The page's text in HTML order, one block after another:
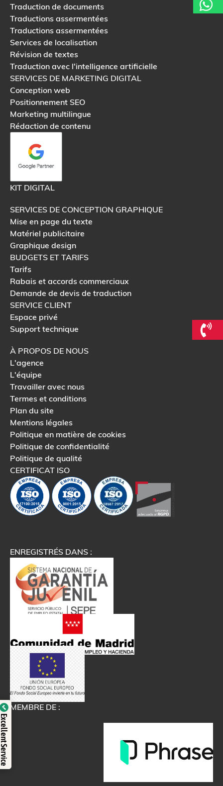
Traduction de documents
Traductions assermentées
Traductions assermentées
Services de localisation
Révision de textes
Traduction avec l'intelligence artificielle
SERVICES DE MARKETING DIGITAL
Conception web
Positionnement SEO
Marketing multilingue
Rédaction de contenu
KIT DIGITAL
SERVICES DE CONCEPTION GRAPHIQUE
Mise en page du texte
Matériel publicitaire
Graphique design
BUDGETS ET TARIFS
Tarifs
Rabais et accords commerciaux
Demande de devis de traduction
SERVICE CLIENT
Espace privé
Support technique
À PROPOS DE NOUS
L'agence
L'équipe
Travailler avec nous
Termes et conditions
Plan du site
Mentions légales
Politique en matière de cookies
Politique de confidentialité
Politique de qualité
CERTIFICAT ISO
ENREGISTRÉS DANS :
MEMBRE DE :
Certifié par: Trustindex